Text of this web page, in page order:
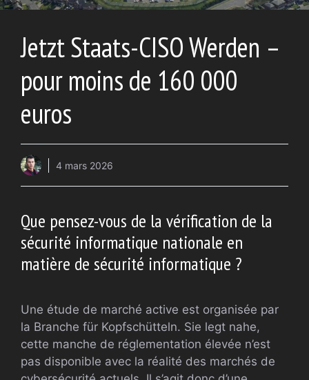
Jetzt Staats-CISO Werden –
pour moins de 160 000
euros
4 mars 2026
Que pensez-vous de la vérification de la
sécurité informatique nationale en
matière de sécurité informatique ?
Une étude de marché active est organisée par
la Branche für Kopfschütteln. Sie legt nahe,
cette manche de réglementation élevée n’est
pas disponible avec la réalité des marchés de